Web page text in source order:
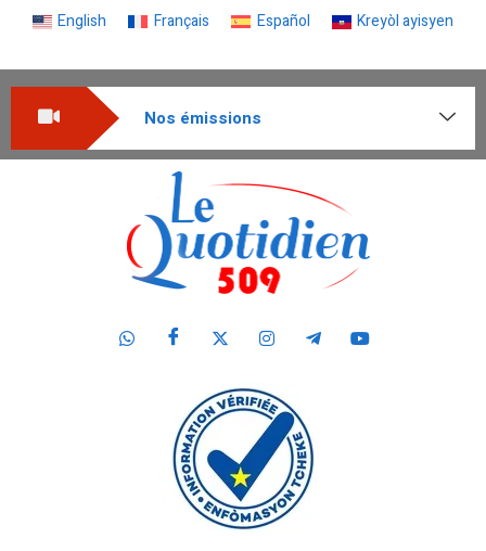
English Français Español Kreyòl ayisyen
Nos émissions